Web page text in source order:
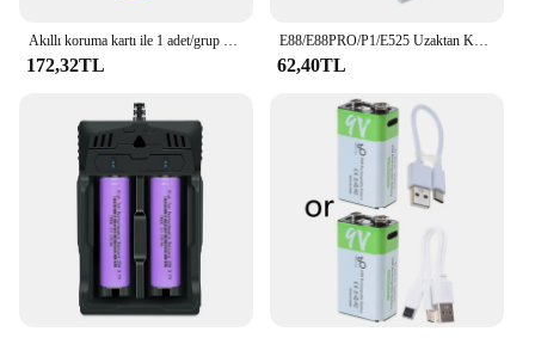
Akıllı koruma kartı ile 1 adet/grup 14500 şarj edilebilir pil 3.7V 500mAh şarj edilebilir lityum pil
172,32TL
E88/E88PRO/P1/E525 Uzaktan Kumandalı Uçak Modelleri için 3.7V 2600mAh Pil Şarj Edilebilir Lityum Pil Güç Kaynağı
62,40TL